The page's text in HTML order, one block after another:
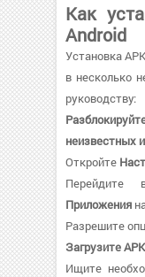
Как
Android
Установка
в несколько
руководству:
неизвестных
Откройте
Приложения
Разрешите
Загрузите
Ищите